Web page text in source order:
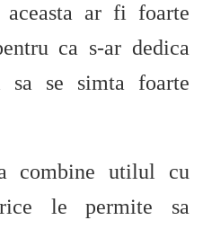
aceasta ar fi foarte
ca s-ar dedica
sa se simta foarte
combine utilul cu
le permite sa